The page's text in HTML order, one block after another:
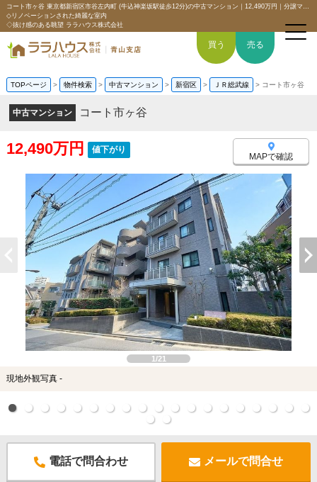
コート市ヶ谷 東京都新宿区市谷左内町 (牛込神楽坂駅徒歩12分)の中古マンション｜12,490万円｜分譲マンション情報｜【高台×南東向きにつき日当たり良好】
◇リノベーションされた綺麗な室内
◇抜け感のある眺望 ララハウス株式会社
買いたい
空間デザイン事例
6つの強み
会社概要
スタッフ紹介
来店予約
買う 売る
TOPページ > 物件検索 > 中古マンション > 新宿区 > ＪＲ総武線 > コート市ヶ谷
中古マンション コート市ヶ谷
12,490万円 値下がり
MAPで確認
1/21
現地外観写真 -
電話で問合わせ メールで問合せ